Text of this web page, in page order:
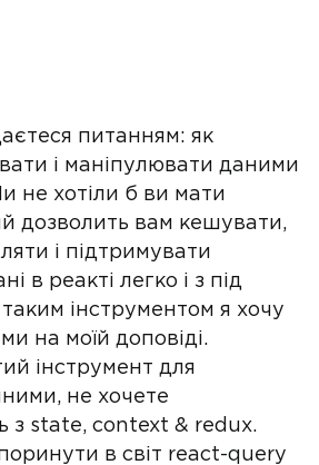
питанням: як
і маніпулювати даними
не хотіли б ви мати
дозволить вам кешувати,
і підтримувати
в реакті легко і з під
інструментом я хочу
на моїй доповіді.
інструмент для
не хочете
з state, context & redux.
в світ react-query